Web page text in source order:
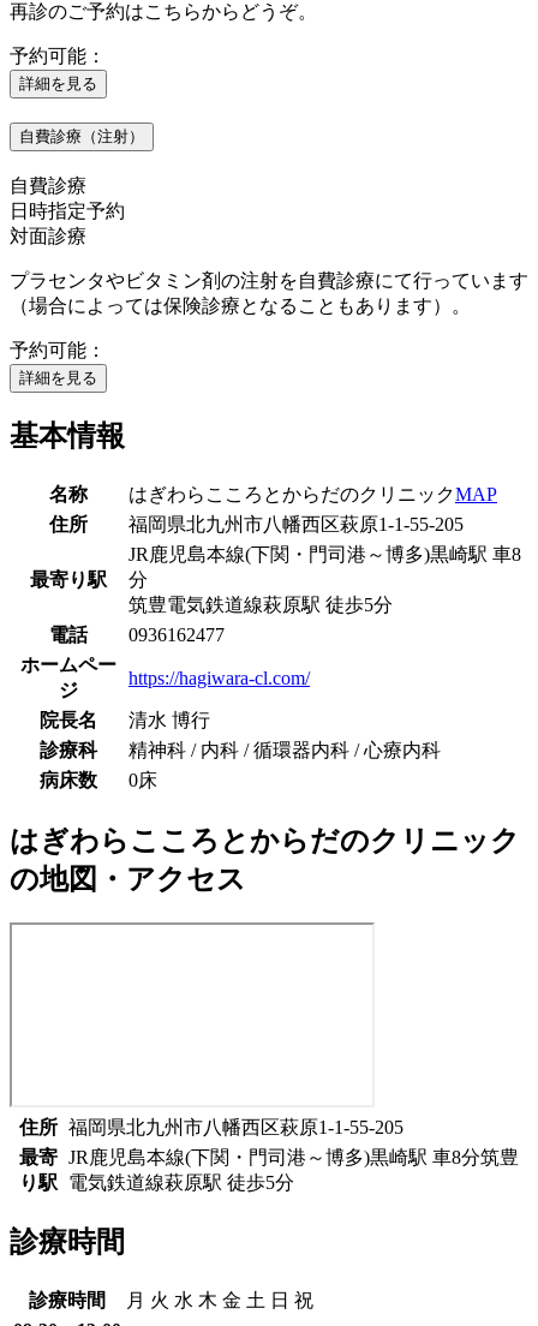
再診のご予約はこちらからどうぞ。
予約可能：
詳細を見る
自費診療（注射）
自費診療
日時指定予約
対面診療
プラセンタやビタミン剤の注射を自費診療にて行っています
（場合によっては保険診療となることもあります）。
予約可能：
詳細を見る
基本情報
名称 はぎわらこころとからだのクリニックMAP
住所
福岡県北九州市八幡西区萩原1-1-55-205
最寄り駅
JR鹿児島本線(下関・門司港～博多)黒崎駅 車8
分
筑豊電気鉄道線萩原駅 徒歩5分
電話
0936162477
ホームペー
ジ
https://hagiwara-cl.com/
院長名
清水 博行
診療科
精神科 / 内科 / 循環器内科 / 心療内科
病床数
0床
はぎわらこころとからだのクリニック
の地図・アクセス
住所 福岡県北九州市八幡西区萩原1-1-55-205
最寄
り駅
JR鹿児島本線(下関・門司港～博多)黒崎駅 車8分筑豊
電気鉄道線萩原駅 徒歩5分
診療時間
診療時間 月 火 水 木 金 土 日 祝